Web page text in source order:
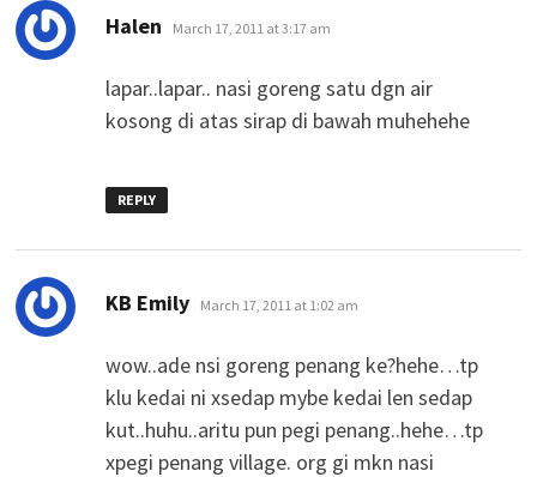
Halen says:
March 17, 2011 at 3:17 am
lapar..lapar.. nasi goreng satu dgn air
kosong di atas sirap di bawah muhehehe
REPLY
KB Emily says:
March 17, 2011 at 1:02 am
wow..ade nsi goreng penang ke?hehe…tp
klu kedai ni xsedap mybe kedai len sedap
kut..huhu..aritu pun pegi penang..hehe…tp
xpegi penang village. org gi mkn nasi